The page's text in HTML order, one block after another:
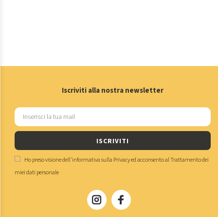
Iscriviti alla nostra newsletter
ISCRIVITI
Ho preso visione dell'informativa sulla Privacyed acconsento alTrattamento dei
miei dati personale